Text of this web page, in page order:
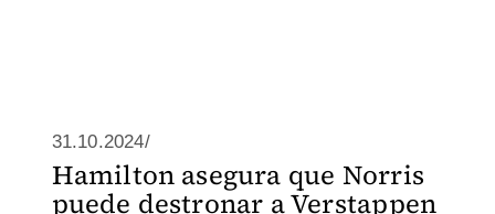
31.10.2024/
Hamilton asegura que Norris
puede destronar a Verstappen